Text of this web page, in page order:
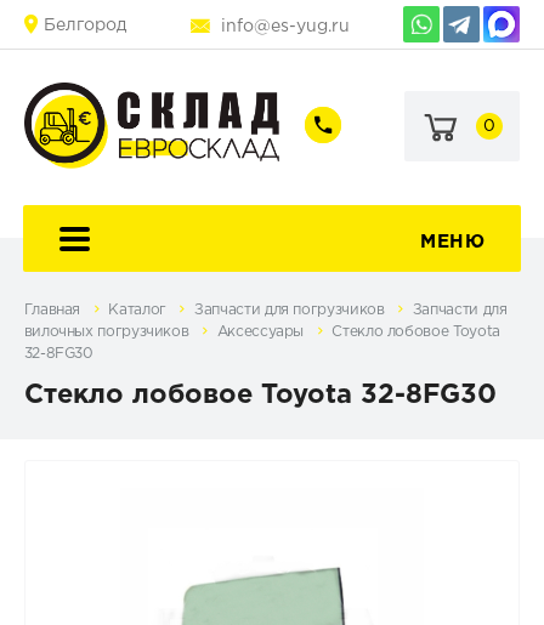
Белгород info@es-yug.ru
+7
60-
+7
69-
0
МЕНЮ
Главная Каталог Запчасти для погрузчиков
Запчасти для
вилочных погрузчиков
Аксессуары
Стекло лобовое Toyota
32-8FG30
Стекло лобовое Toyota 32-8FG30